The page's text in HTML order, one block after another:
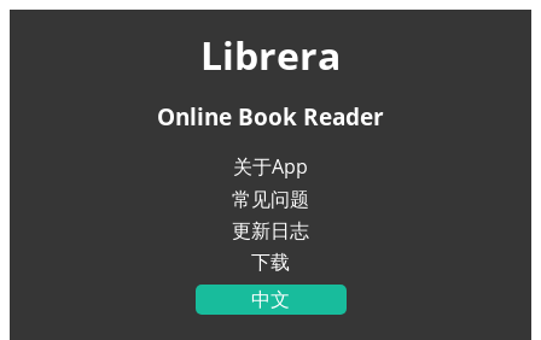
Librera
Online Book Reader
关于App
常见问题
更新日志
下载
中文